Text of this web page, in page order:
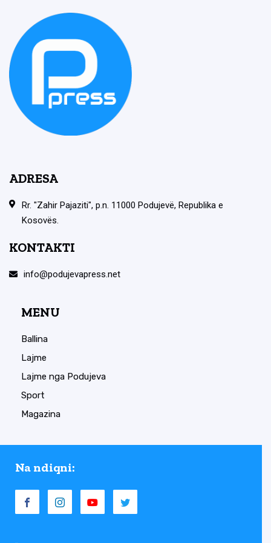
ADRESA
Rr. "Zahir Pajaziti", p.n. 11000 Podujevë, Republika e
Kosovës.
KONTAKTI
info@podujevapress.net
MENU
Ballina
Lajme
Lajme nga Podujeva
Sport
Magazina
Na ndiqni: